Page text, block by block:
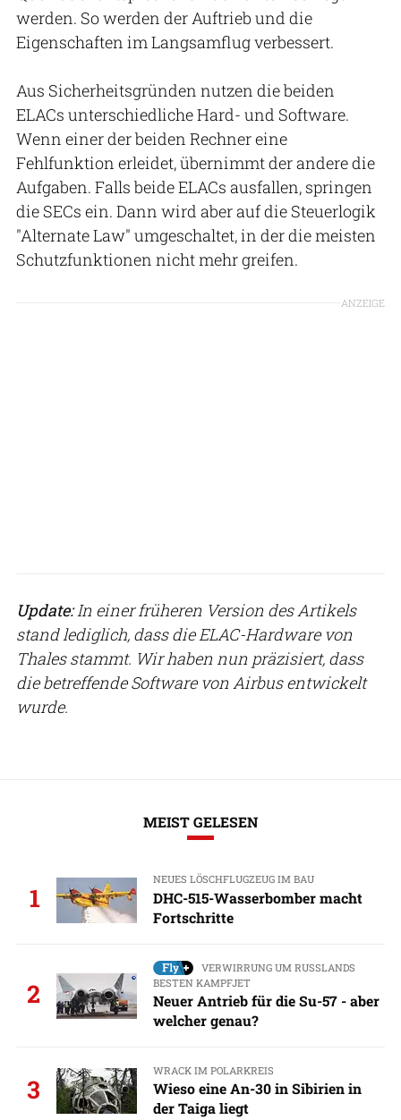
werden. So werden der Auftrieb und die
Eigenschaften im Langsamflug verbessert.
Aus Sicherheitsgründen nutzen die beiden
ELACs unterschiedliche Hard- und Software.
Wenn einer der beiden Rechner eine
Fehlfunktion erleidet, übernimmt der andere die
Aufgaben. Falls beide ELACs ausfallen, springen
die SECs ein. Dann wird aber auf die Steuerlogik
"Alternate Law" umgeschaltet, in der die meisten
Schutzfunktionen nicht mehr greifen.
ANZEIGE
Update:In einer früheren Version des Artikels
stand lediglich, dass die ELAC-Hardware von
Thales stammt. Wir haben nun präzisiert, dass
die betreffende Software von Airbus entwickelt
wurde.
MEIST GELESEN
1
NEUES LÖSCHFLUGZEUG IM BAU
DHC-515-Wasserbomber macht
Fortschritte
2
VERWIRRUNG UM RUSSLANDS
BESTEN KAMPFJET
Neuer Antrieb für die Su-57 - aber
welcher genau?
3
WRACK IM POLARKREIS
Wieso eine An-30 in Sibirien in
der Taiga liegt